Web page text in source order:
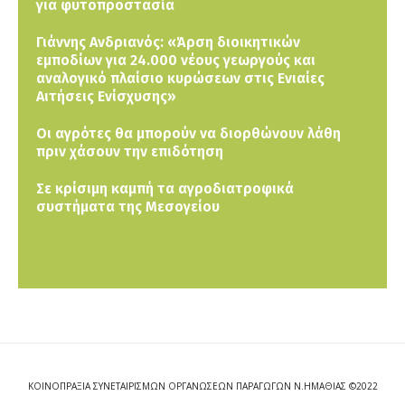
για φυτοπροστασία
Γιάννης Ανδριανός: «Άρση διοικητικών
εμποδίων για 24.000 νέους γεωργούς και
αναλογικό πλαίσιο κυρώσεων στις Ενιαίες
Αιτήσεις Ενίσχυσης»
Οι αγρότες θα μπορούν να διορθώνουν λάθη
πριν χάσουν την επιδότηση
Σε κρίσιμη καμπή τα αγροδιατροφικά
συστήματα της Μεσογείου
ΚΟΙΝΟΠΡΑΞΙΑ ΣΥΝΕΤΑΙΡΙΣΜΩΝ ΟΡΓΑΝΩΣΕΩΝ ΠΑΡΑΓΩΓΩΝ Ν.ΗΜΑΘΙΑΣ ©2022